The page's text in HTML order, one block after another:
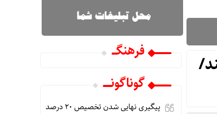
فرهنگـــ
گوناگونـــــ
پیگیری نهایی‌ شدن تخصیص ۲۰ درصد